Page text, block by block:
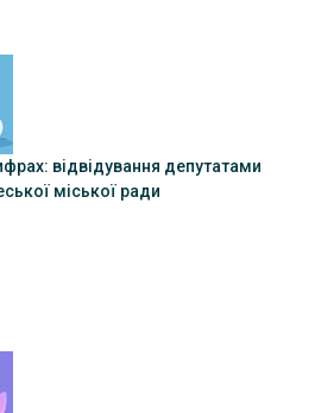
відвідування депутатами
міської ради